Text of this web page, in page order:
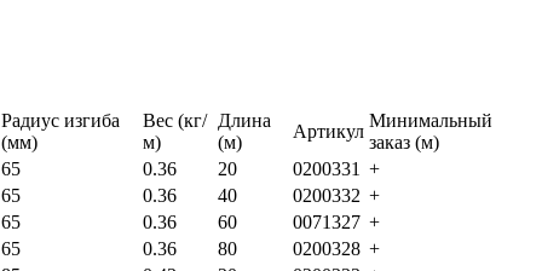
Радиус изгиба
(мм)
Вес (кг/
м)
Длина
(м)
Артикул
Минимальный
заказ (м)
65
0.36 20 0200331 +
65
0.36 40 0200332 +
65
0.36 60 0071327 +
65
0.36 80 0200328 +